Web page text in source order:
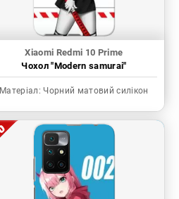
Xiaomi Redmi 10 Prime
Чохол "Modern samurai"
Матеріал: Чорний матовий силікон